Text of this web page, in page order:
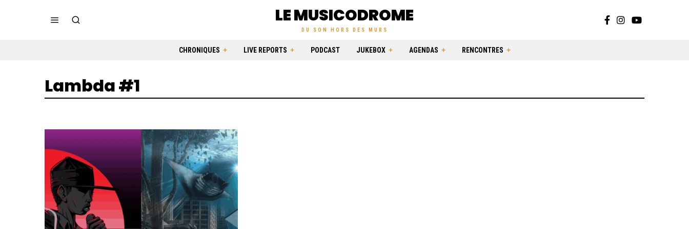
LE MUSICODROME
DU SON HORS DES MURS
CHRONIQUES LIVE REPORTS PODCAST JUKEBOX AGENDAS RENCONTRES
Lambda #1